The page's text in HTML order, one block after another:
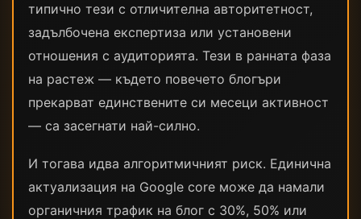
типично тези с отличителна авторитетност,
задълбочена експертиза или установени
отношения с аудиторията. Тези в ранната фаза
на растеж — където повечето блогъри
прекарват единствените си месеци активност
— са засегнати най-силно.
И тогава идва алгоритмичният риск. Единична
актуализация на Google core може да намали
органичния трафик на блог с 30%, 50% или